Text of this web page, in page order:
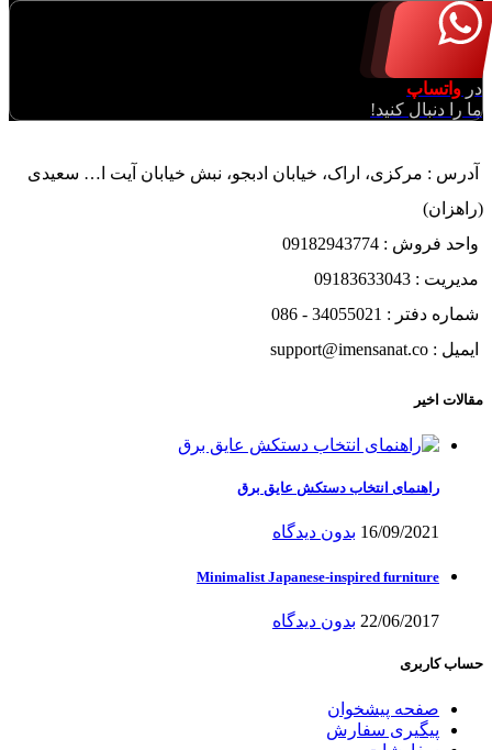
در واتساپ
ما را دنبال کنید!
آدرس : مرکزی، اراک، خیابان ادبجو، نبش خیابان آیت ا… سعیدی
(راهزان)
واحد فروش : 09182943774
مدیریت : 09183633043
شماره دفتر : 34055021 - 086
ایمیل : support@imensanat.co
مقالات اخیر
راهنمای انتخاب دستکش عایق برق
16/09/2021 بدون دیدگاه
Minimalist Japanese-inspired furniture
22/06/2017 بدون دیدگاه
حساب کاربری
صفحه پیشخوان
پیگیری سفارش